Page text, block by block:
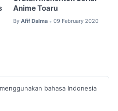
Anime Toaru
By Afif Dalma • 09 February 2020
bahasa Indonesia